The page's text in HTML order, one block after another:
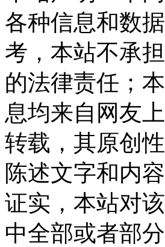
各种信息和数
考，本站不承
的法律责任；
息均来自网友
转载，其原创
陈述文字和内
证实，本站对
中全部或者部